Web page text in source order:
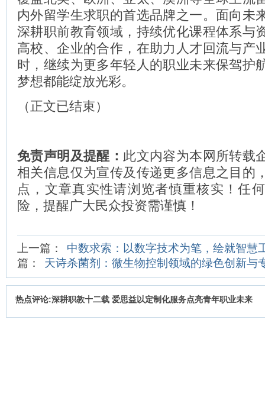
内外留学生求职的首选品牌之一。面向未
深耕职前教育领域，持续优化课程体系与
高校、企业的合作，在助力人才回流与产
时，继续为更多年轻人的职业未来保驾护
梦想都能绽放光彩。
（正文已结束）
免责声明及提醒： 此文内容为本网所转载
相关信息仅为宣传及传递更多信息之目的
点，文章真实性请浏览者慎重核实！任
险，提醒广大民众投资需谨慎！
上一篇：
中数求索：以数字技术为笔，绘就智慧
篇：
天诗杀菌剂：微生物控制领域的绿色创新与
热点评论:深耕职教十二载 爱思益以定制化服务点亮青年职业未来